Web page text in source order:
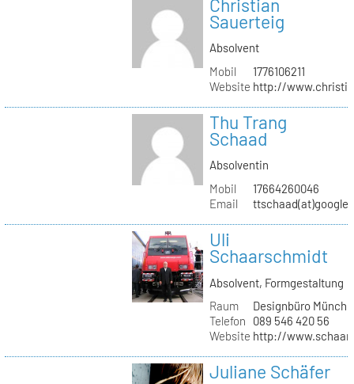
Christian
Sauerteig
Absolvent
Mobil
1776106211
Website http://
Thu Trang
Schaad
Absolventin
Mobil
17664260046
Email
Uli
Schaarschmidt
Absolvent, Formgestaltung
Raum
Designbüro
Telefon
089 546 420 56
Website http://
Juliane Schäfer